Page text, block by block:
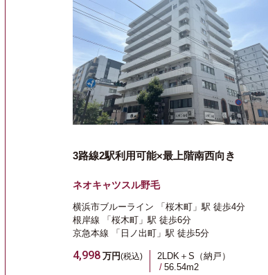
3路線2駅利用可能×最上階南西向き
ネオキャツスル野毛
横浜市ブルーライン 「桜木町」駅 徒歩4分
根岸線
「桜木町」駅 徒歩6分
京急本線
「日ノ出町」駅 徒歩5分
4,998 万円(税込)
2LDK＋S（納戸）
56.54m2